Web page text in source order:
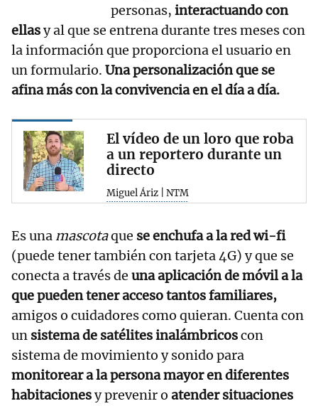
personas, interactuando con
ellasy al que se entrena durante tres meses con
la información que proporciona el usuario en
un formulario. Una personalización que se
afina más con la convivencia en el día a día.
El vídeo de un loro que roba
a un reportero durante un
directo
Miguel Áriz | NTM
Es una mascotaque se enchufa a la red wi-fi
(puede tener también con tarjeta 4G) y que se
conecta a través de una aplicación de móvil a la
que pueden tener acceso tantos familiares,
amigos o cuidadores como quieran. Cuenta con
un sistema de satélites inalámbricoscon
sistema de movimiento y sonido para
monitorear a la persona mayor en diferentes
habitacionesy prevenir o atender situaciones